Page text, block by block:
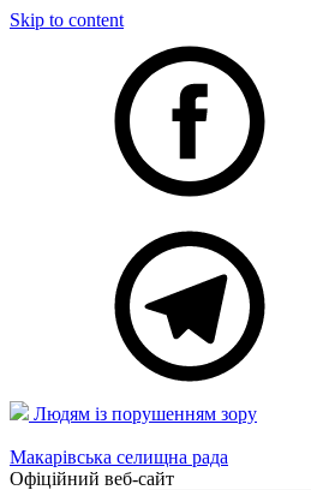
Skip to content
Людям із порушенням зору
Макарівська селищна рада
Офіційний веб-сайт